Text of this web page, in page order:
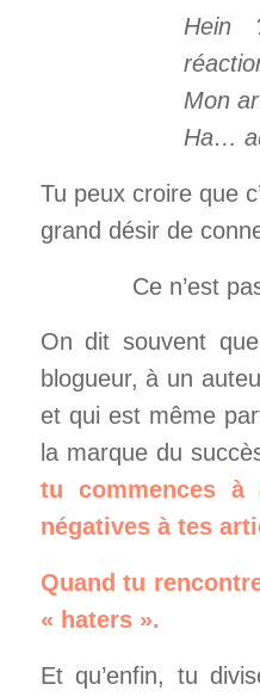
Hein
Mon
Ha…
Tu peux croire que
grand désir de
Ce n’est
On dit souvent
blogueur, à un
et qui est même
la marque du
tu commences à
négatives à tes
Quand tu
« haters ».
Et qu’enfin, tu